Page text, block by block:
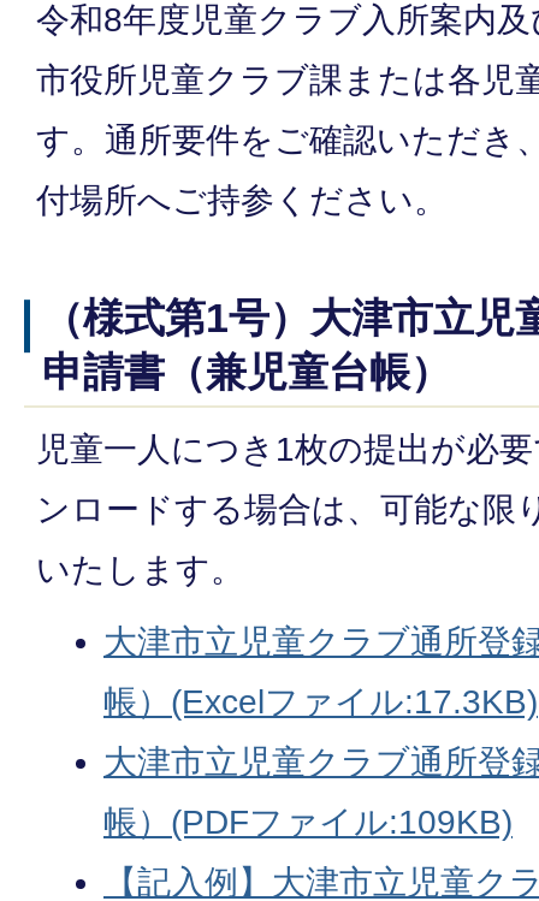
令和8年度児童クラブ入所案内
市役所児童クラブ課または各児
す。通所要件をご確認いただき
付場所へご持参ください。
（様式第1号）大津市立
申請書（兼児童台帳）
児童一人につき1枚の提出が必
ンロードする場合は、可能な限
いたします。
大津市立児童クラブ通所登
帳）(Excelファイル:17.3KB)
大津市立児童クラブ通所登
帳）(PDFファイル:109KB)
【記入例】大津市立児童ク